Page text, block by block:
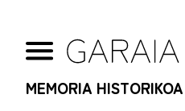
MEMORIA HISTORIKOA